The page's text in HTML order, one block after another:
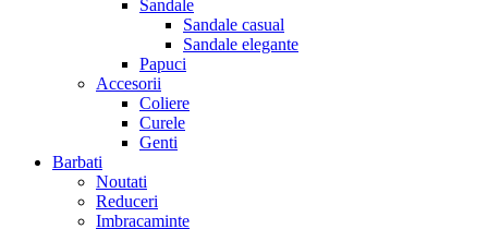
Sandale
Sandale casual
Sandale elegante
Papuci
Accesorii
Coliere
Curele
Genti
Barbati
Noutati
Reduceri
Imbracaminte